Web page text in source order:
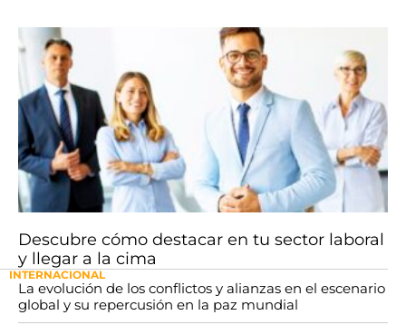
Descubre cómo destacar en tu sector laboral
y llegar a la cima
INTERNACIONAL
La evolución de los conflictos y alianzas en el escenario
global y su repercusión en la paz mundial